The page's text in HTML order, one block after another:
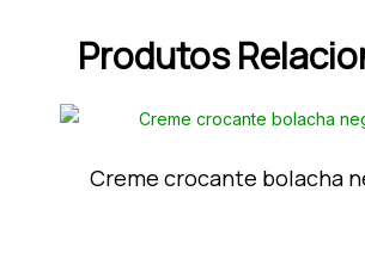
Produtos
Creme crocante bolacha